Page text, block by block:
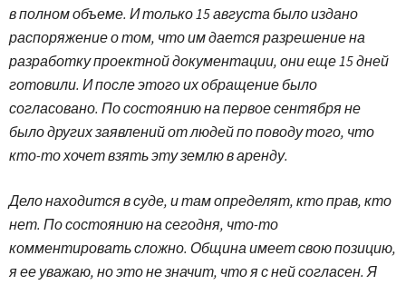
в полном объеме. И только 15 августа было издано
распоряжение о том, что им дается разрешение на
разработку проектной документации, они еще 15 дней
готовили. И после этого их обращение было
согласовано. По состоянию на первое сентября не
было других заявлений от людей по поводу того, что
кто-то хочет взять эту землю в аренду.
Дело находится в суде, и там определят, кто прав, кто
нет. По состоянию на сегодня, что-то
комментировать сложно. Община имеет свою позицию,
я ее уважаю, но это не значит, что я с ней согласен. Я